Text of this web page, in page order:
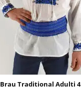
Brau Traditional Adulti 4